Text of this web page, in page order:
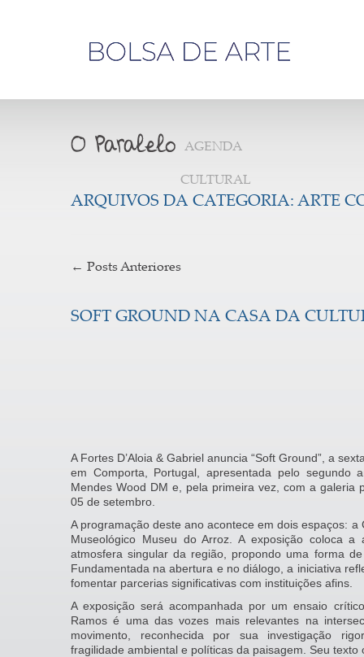
AGENDA
CULTURAL
ARQUIVOS DA CATEGORIA: ARTE
← Posts Anteriores
SOFT GROUND NA CASA DA
A Fortes D’Aloia & Gabriel anuncia “Soft Ground”, a
em Comporta, Portugal, apresentada pelo segundo
Mendes Wood DM e, pela primeira vez, com a galeria
05 de setembro.
A programação deste ano acontece em dois espaços:
Museológico Museu do Arroz. A exposição coloca
atmosfera singular da região, propondo uma forma
Fundamentada na abertura e no diálogo, a iniciativa
fomentar parcerias significativas com instituições afins.
A exposição será acompanhada por um ensaio
Ramos é uma das vozes mais relevantes na
movimento, reconhecida por sua investigação
fragilidade ambiental e políticas da paisagem. Seu